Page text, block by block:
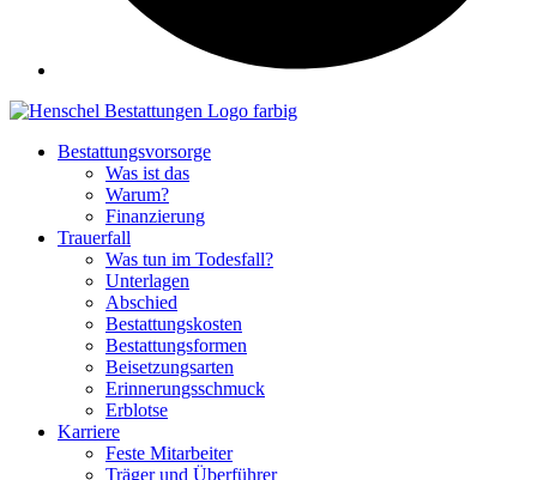
Bestattungsvorsorge
Was ist das
Warum?
Finanzierung
Trauerfall
Was tun im Todesfall?
Unterlagen
Abschied
Bestattungskosten
Bestattungsformen
Beisetzungsarten
Erinnerungsschmuck
Erblotse
Karriere
Feste Mitarbeiter
Träger und Überführer